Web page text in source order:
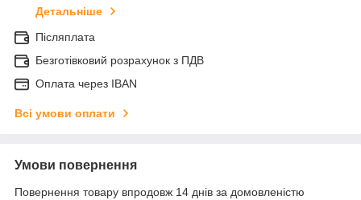
Детальніше
Післяплата
Безготівковий розрахунок з ПДВ
Оплата через IBAN
Всі умови оплати
Умови повернення
Повернення товару впродовж 14 днів за домовленістю